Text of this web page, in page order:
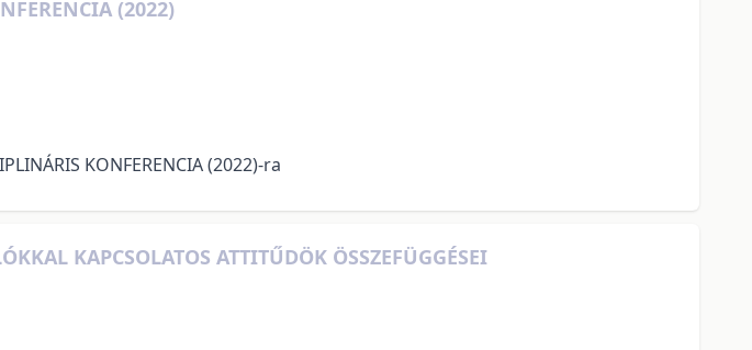
(2022)
KONFERENCIA (2022)-ra
KAPCSOLATOS ATTITŰDÖK ÖSSZEFÜGGÉSEI